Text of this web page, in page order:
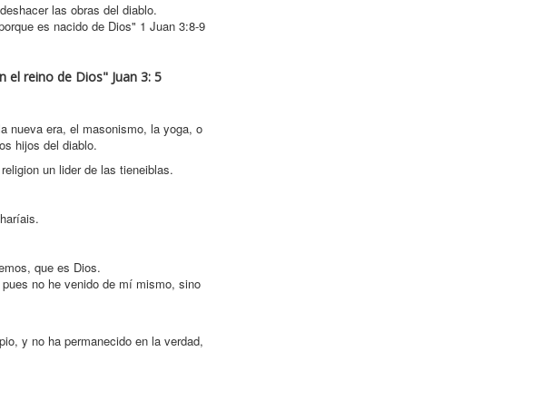
las obras del diablo.
es nacido de Dios" 1 Juan 3:8-9
el reino de Dios" Juan 3: 5
nueva era, el masonismo, la yoga, o
hijos del diablo.
un lider de las tieneiblas.
que es Dios.
no he venido de mí mismo, sino
y no ha permanecido en la verdad,